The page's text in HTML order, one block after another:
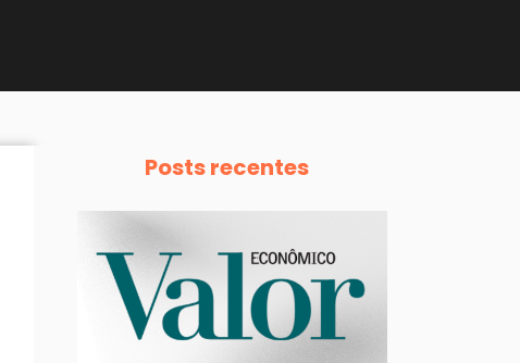
Posts recentes